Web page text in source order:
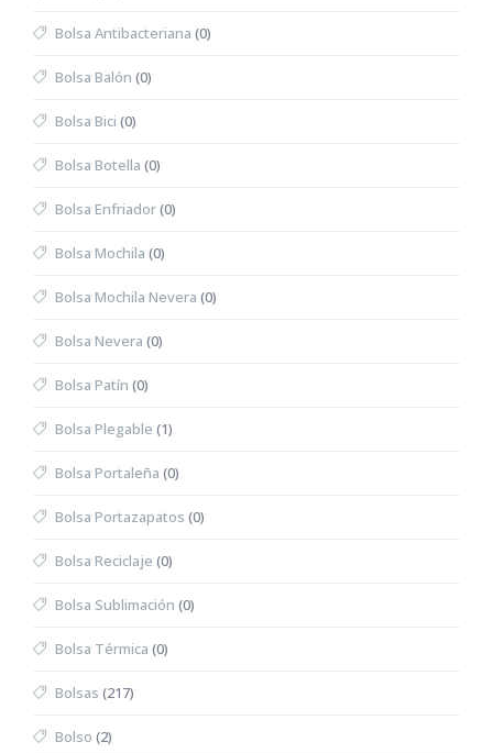
Bolsa Antibacteriana (0)
Bolsa Balón (0)
Bolsa Bici (0)
Bolsa Botella (0)
Bolsa Enfriador(0)
Bolsa Mochila (0)
Bolsa Mochila Nevera (0)
Bolsa Nevera (0)
Bolsa Patín (0)
Bolsa Plegable (1)
Bolsa Portaleña (0)
Bolsa Portazapatos (0)
Bolsa Reciclaje (0)
Bolsa Sublimación (0)
Bolsa Térmica (0)
Bolsas (217)
Bolso (2)